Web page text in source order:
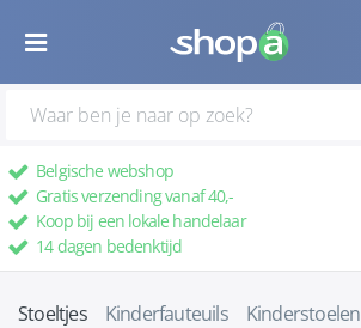
Belgische webshop
Gratis verzending vanaf 40,-
Koop bij een lokale handelaar
14 dagen bedenktijd
Stoeltjes Kinderfauteuils Kinderstoelen